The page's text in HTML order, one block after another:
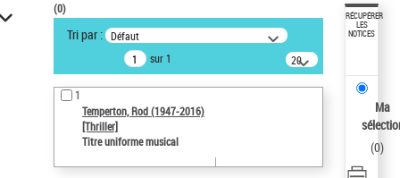
VOTRE RECHERCHE
Recherche avancée dans les
notices d’autorité
Œuvres liées à l'auteur :
Temperton, Rod (1947-2016)
(0)
Tri par : Défaut
sur 1
20
résultats/page
1
Temperton, Rod (1947-2016)
[Thriller]
Titre uniforme musical
RÉCUPÉRER
LES
NOTICES
Ma
(0)